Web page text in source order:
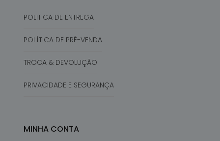
POLITICA DE ENTREGA
POLÍTICA DE PRÉ-VENDA
TROCA & DEVOLUÇÃO
PRIVACIDADE E SEGURANÇA
MINHA CONTA